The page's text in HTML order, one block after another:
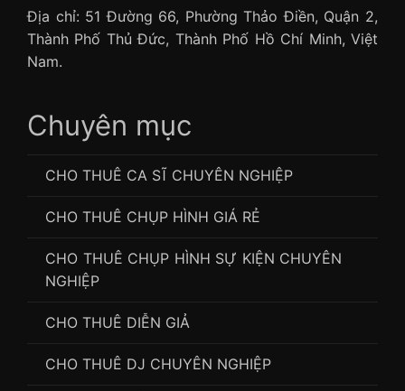
Địa chỉ: 51 Đường 66, Phường Thảo Điền, Quận 2,
Thành Phố Thủ Đức, Thành Phố Hồ Chí Minh, Việt
Nam.
Chuyên mục
CHO THUÊ CA SĨ CHUYÊN NGHIỆP
CHO THUÊ CHỤP HÌNH GIÁ RẺ
CHO THUÊ CHỤP HÌNH SỰ KIỆN CHUYÊN
NGHIỆP
CHO THUÊ DIỄN GIẢ
CHO THUÊ DJ CHUYÊN NGHIỆP